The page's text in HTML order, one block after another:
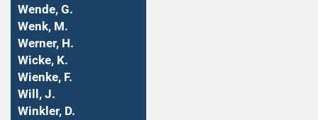
Wende, G.
Wenk, M.
Werner, H.
Wicke, K.
Wienke, F.
Will, J.
Winkler, D.